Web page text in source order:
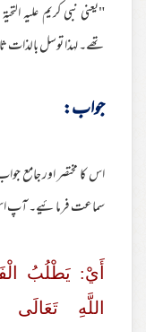
"یعنی نبی کریم علیہ
تھے۔ لہذا توسل بالذات
جواب:
اس کا مختصر اور جامع
سماعت فرمائیے۔ آپ
أَيْ: يَطْلُبُ
اللَّهِ